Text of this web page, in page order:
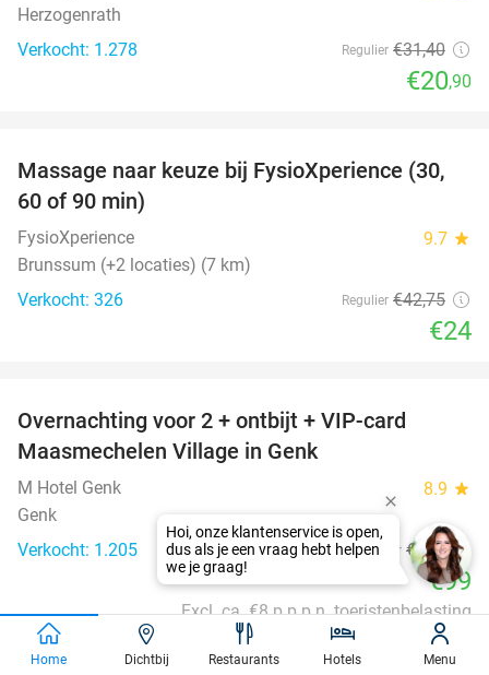
Herzogenrath
Verkocht: 1.278
Regulier €31,40
€20,90
44%
Massage naar keuze bij FysioXperience (30,
60 of 90 min)
FysioXperience 9.7 star
Brunssum (+2 locaties) (7 km)
Verkocht: 326
Regulier €42,75
€24
Overnachting voor 2 + ontbijt + VIP-card
Maasmechelen Village in Genk
M Hotel Genk 8.9 star
Genk
Verkocht: 1.205
Regulier €180
€99
Excl. ca. €8 p.p.p.n. toeristenbelasting
favorite_border
Home Dichtbij Restaurants Hotels Menu